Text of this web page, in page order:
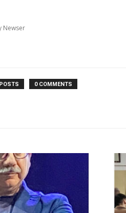
Newser
0 COMMENTS